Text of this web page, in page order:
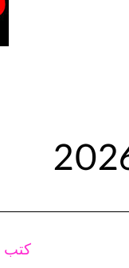
كتب